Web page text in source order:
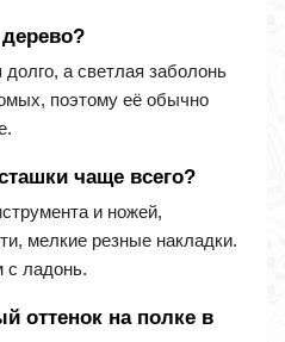
а светлая заболонь
поэтому её обычно
чаще всего?
и ножей,
мелкие резные накладки.
с ладонь.
оттенок на полке в